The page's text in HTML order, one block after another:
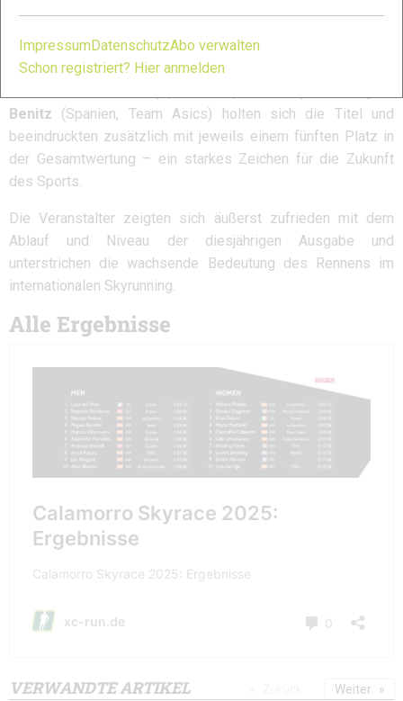
Auch in der U23-Kategorie gab es Grund zum Jubeln:
Benitz (Spanien, Team Asics) holten sich die Titel und
beeindruckten zusätzlich mit jeweils einem fünften Platz in
der Gesamtwertung – ein starkes Zeichen für die Zukunft
des Sports.
Die Veranstalter zeigten sich äußerst zufrieden mit dem
Ablauf und Niveau der diesjährigen Ausgabe und
unterstrichen die wachsende Bedeutung des Rennens im
internationalen Skyrunning.
Alle Ergebnisse
VERWANDTE ARTIKEL Weiter
Impressum DatenschutzAbo verwalten
Schon registriert? Hier anmelden